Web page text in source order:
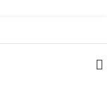
會與不便!